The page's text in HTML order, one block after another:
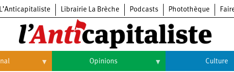
L’Anticapitaliste Librairie La Brèche Podcasts Photothèque
Opinions Culture